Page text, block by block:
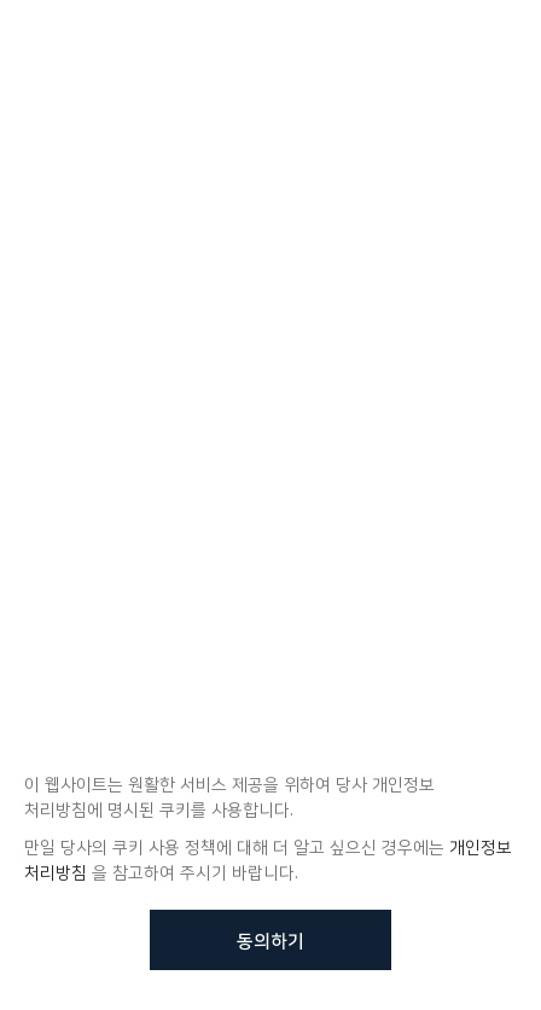
이 웹사이트는 원활한 서비스 제공을 위하여 당사 개인정보
처리방침에 명시된 쿠키를 사용합니다.
만일 당사의 쿠키 사용 정책에 대해 더 알고 싶으신 경우에는 개인정보
처리방침 을 참고하여 주시기 바랍니다.
동의하기